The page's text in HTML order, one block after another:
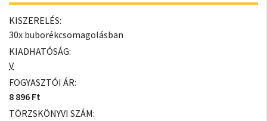
KISZERELÉS:
30x buborékcsomagolásban
KIADHATÓSÁG:
V
FOGYASZTÓI ÁR:
8 896 Ft
TÖRZSKÖNYVI SZÁM: